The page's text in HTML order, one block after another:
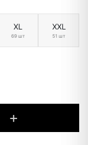
XL
69 шт
XXL
51 шт